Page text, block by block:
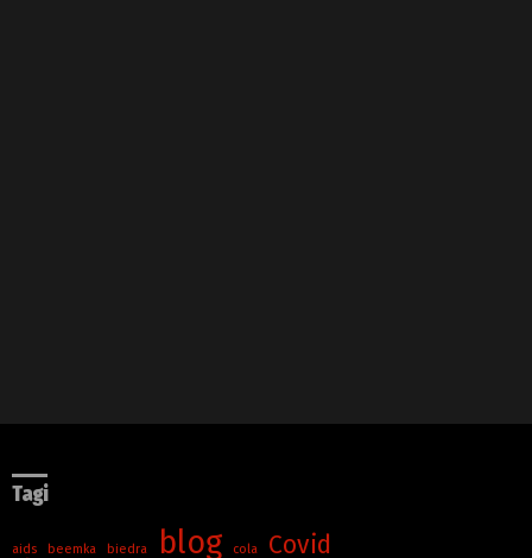
Tagi
aids beemka biedra blog cola Covid